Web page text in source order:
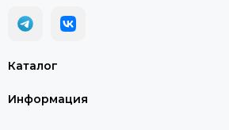
Каталог
Информация